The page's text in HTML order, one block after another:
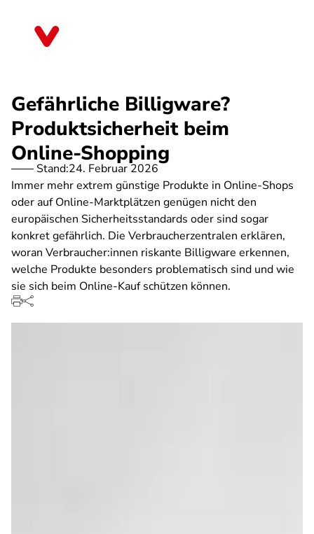
Gefährliche Billigware?
Produktsicherheit beim
Online-Shopping
Stand:24. Februar 2026
Immer mehr extrem günstige Produkte in Online-Shops
oder auf Online-Marktplätzen genügen nicht den
europäischen Sicherheitsstandards oder sind sogar
konkret gefährlich. Die Verbraucherzentralen erklären,
woran Verbraucher:innen riskante Billigware erkennen,
welche Produkte besonders problematisch sind und wie
sie sich beim Online-Kauf schützen können.